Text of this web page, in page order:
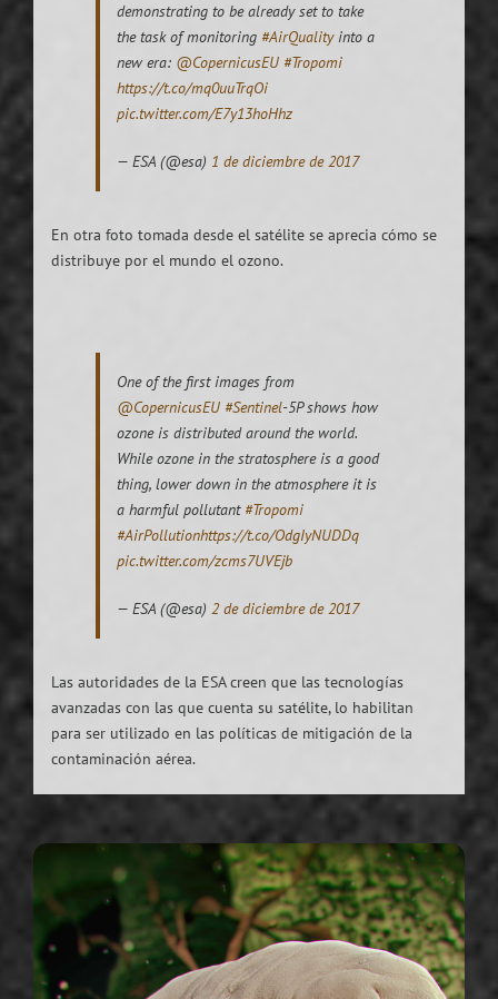
demonstrating to be already set to take
the task of monitoring #AirQualityinto a
new era: @CopernicusEU #Tropomi
https://t.co/mq0uuTrqOi
pic.twitter.com/E7y13hoHhz
— ESA (@esa) 1 de diciembre de 2017
En otra foto tomada desde el satélite se aprecia cómo se
distribuye por el mundo el ozono.
One of the first images from
@CopernicusEU #Sentinel-5P shows how
ozone is distributed around the world.
While ozone in the stratosphere is a good
thing, lower down in the atmosphere it is
a harmful pollutant #Tropomi
#AirPollutionhttps://t.co/OdgIyNUDDq
pic.twitter.com/zcms7UVEjb
— ESA (@esa) 2 de diciembre de 2017
Las autoridades de la ESA creen que las tecnologías
avanzadas con las que cuenta su satélite, lo habilitan
para ser utilizado en las políticas de mitigación de la
contaminación aérea.